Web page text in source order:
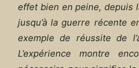
effet bien en peine, depuis
jusqu’à la guerre récente
exemple de réussite de
L’expérience montre